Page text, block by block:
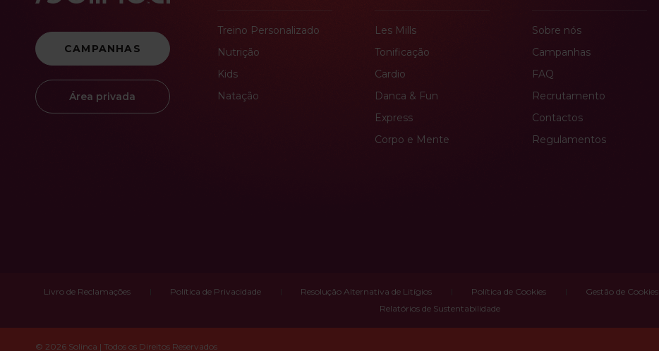
CAMPANHAS
Área privada
Treino Personalizado
Nutrição
Kids
Natação
Les Mills
Tonificação
Cardio
Danca & Fun
Express
Corpo e Mente
Sobre nós
Campanhas
FAQ
Recrutamento
Contactos
Regulamentos
Livro de Reclamações Política de Privacidade Resolução Alternativa de Litígios Política de Cookies Gestão de Cookies
Relatórios de Sustentabilidade
© 2026 Solinca | Todos os Direitos Reservados